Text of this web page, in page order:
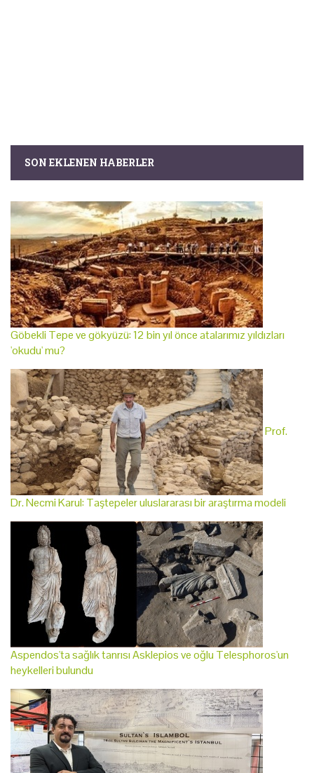
SON EKLENEN HABERLER
Göbekli Tepe ve gökyüzü: 12 bin yıl önce atalarımız yıldızları
'okudu' mu?
Prof.
Dr. Necmi Karul: Taştepeler uluslararası bir araştırma modeli
Aspendos'ta sağlık tanrısı Asklepios ve oğlu Telesphoros'un
heykelleri bulundu